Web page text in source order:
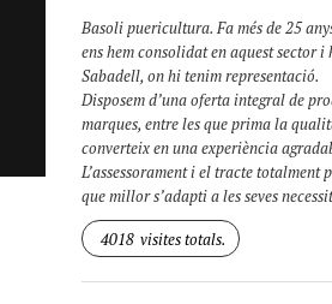
Basoli puericultura. Fa més de 25
ens hem consolidat en aquest sector
Sabadell, on hi tenim representació.
Disposem d’una oferta integral de
marques, entre les que prima la
converteix en una experiència
L’assessorament i el tracte
que millor s’adapti a les seves
4018 visites totals.